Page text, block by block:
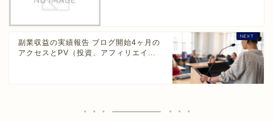
副業収益の実績報告 ブログ開始4ヶ月の
アクセスとPV（投資、アフィリエイ...